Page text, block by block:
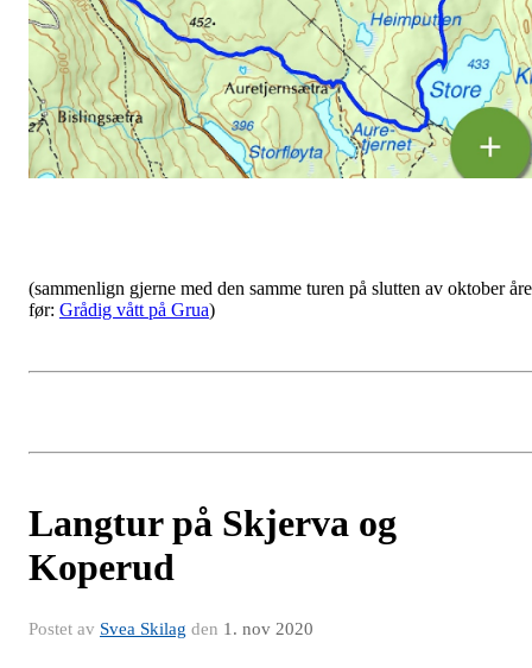
(sammenlign gjerne med den samme turen på slutten av oktober
før: Grådig vått på Grua)
Langtur på Skjerva og
Koperud
Postet av Svea Skilag den 1. nov 2020